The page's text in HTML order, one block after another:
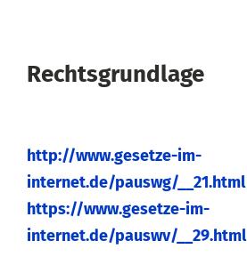
Rechtsgrundlage
http://www.gesetze-im-
internet.de/pauswg/__21.html
https://www.gesetze-im-
internet.de/pauswv/__29.html